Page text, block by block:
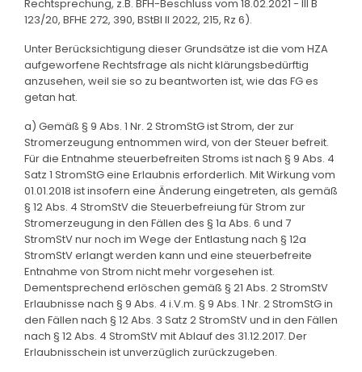
Rechtsprechung, z.B. BFH-Beschluss vom 18.02.2021 - III B
123/20, BFHE 272, 390, BStBl II 2022, 215, Rz 6).
Unter Berücksichtigung dieser Grundsätze ist die vom HZA
aufgeworfene Rechtsfrage als nicht klärungsbedürftig
anzusehen, weil sie so zu beantworten ist, wie das FG es
getan hat.
a) Gemäß § 9 Abs. 1 Nr. 2 StromStG ist Strom, der zur
Stromerzeugung entnommen wird, von der Steuer befreit.
Für die Entnahme steuerbefreiten Stroms ist nach § 9 Abs. 4
Satz 1 StromStG eine Erlaubnis erforderlich. Mit Wirkung vom
01.01.2018 ist insofern eine Änderung eingetreten, als gemäß
§ 12 Abs. 4 StromStV die Steuerbefreiung für Strom zur
Stromerzeugung in den Fällen des § 1a Abs. 6 und 7
StromStV nur noch im Wege der Entlastung nach § 12a
StromStV erlangt werden kann und eine steuerbefreite
Entnahme von Strom nicht mehr vorgesehen ist.
Dementsprechend erlöschen gemäß § 21 Abs. 2 StromStV
Erlaubnisse nach § 9 Abs. 4 i.V.m. § 9 Abs. 1 Nr. 2 StromStG in
den Fällen nach § 12 Abs. 3 Satz 2 StromStV und in den Fällen
nach § 12 Abs. 4 StromStV mit Ablauf des 31.12.2017. Der
Erlaubnisschein ist unverzüglich zurückzugeben.